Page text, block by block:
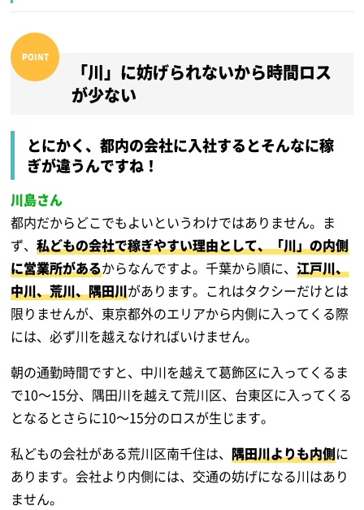
「川」に妨げられないから時間ロス
が少ない
とにかく、都内の会社に入社するとそんなに稼
ぎが違うんですね！
川島さん
都内だからどこでもよいというわけではありません。ま
ず、私どもの会社で稼ぎやすい理由として、「川」の内側
に営業所があるからなんですよ。千葉から順に、江戸川、
中川、荒川、隅田川があります。これはタクシーだけとは
限りませんが、東京都外のエリアから内側に入ってくる際
には、必ず川を越えなければいけません。
朝の通勤時間ですと、中川を越えて葛飾区に入ってくるま
で10～15分、隅田川を越えて荒川区、台東区に入ってくる
となるとさらに10～15分のロスが生じます。
私どもの会社がある荒川区南千住は、隅田川よりも内側に
あります。会社より内側には、交通の妨げになる川はあり
ません。